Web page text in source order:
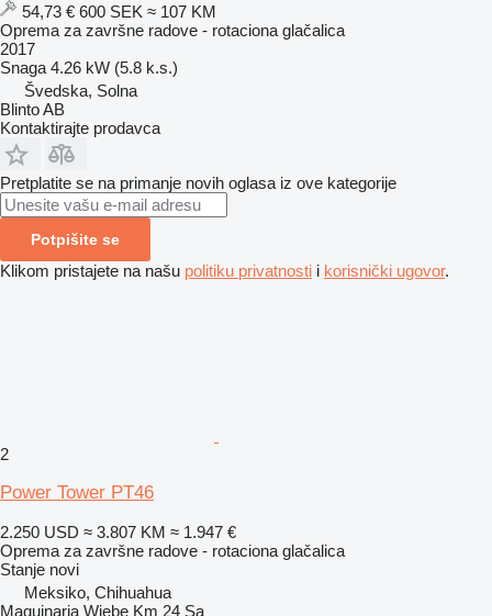
54,73 € 600 SEK ≈ 107 KM
Oprema za završne radove - rotaciona glačalica
2017
Snaga 4.26 kW (5.8 k.s.)
Švedska, Solna
Blinto AB
Kontaktirajte prodavca
Pretplatite se na primanje novih oglasa iz ove kategorije
Potpišite se
Klikom pristajete na našu politiku privatnosti i korisnički ugovor.
2
Power Tower PT46
2.250 USD ≈ 3.807 KM ≈ 1.947 €
Oprema za završne radove - rotaciona glačalica
Stanje novi
Meksiko, Chihuahua
Maquinaria Wiebe Km 24 Sa